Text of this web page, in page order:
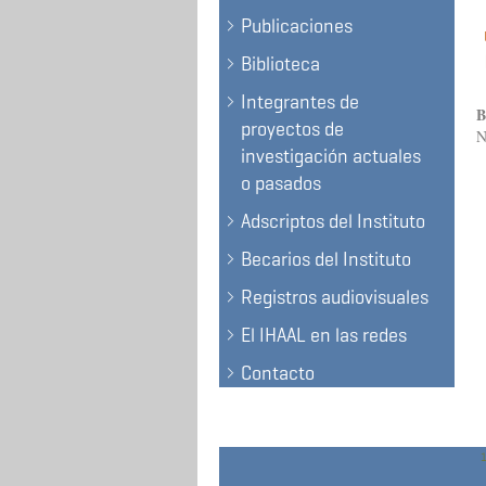
Publicaciones
Biblioteca
Integrantes de
proyectos de
investigación actuales
o pasados
Adscriptos del Instituto
Becarios del Instituto
Registros audiovisuales
El IHAAL en las redes
Contacto